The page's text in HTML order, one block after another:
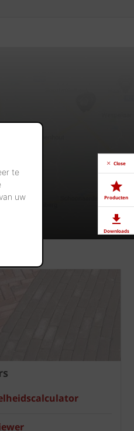
te
uw
Close
Producten
Downloads